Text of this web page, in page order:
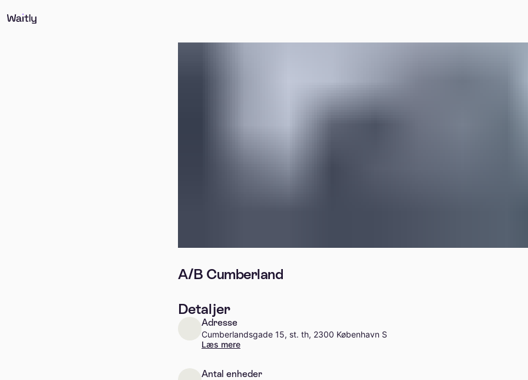
A/B Cumberland
Detaljer
Adresse
Cumberlandsgade 15, st. th, 2300 København S
Læs mere
Antal enheder